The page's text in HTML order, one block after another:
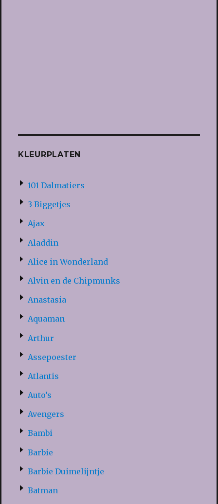
KLEURPLATEN
101 Dalmatiers
3 Biggetjes
Ajax
Aladdin
Alice in Wonderland
Alvin en de Chipmunks
Anastasia
Aquaman
Arthur
Assepoester
Atlantis
Auto’s
Avengers
Bambi
Barbie
Barbie Duimelijntje
Batman